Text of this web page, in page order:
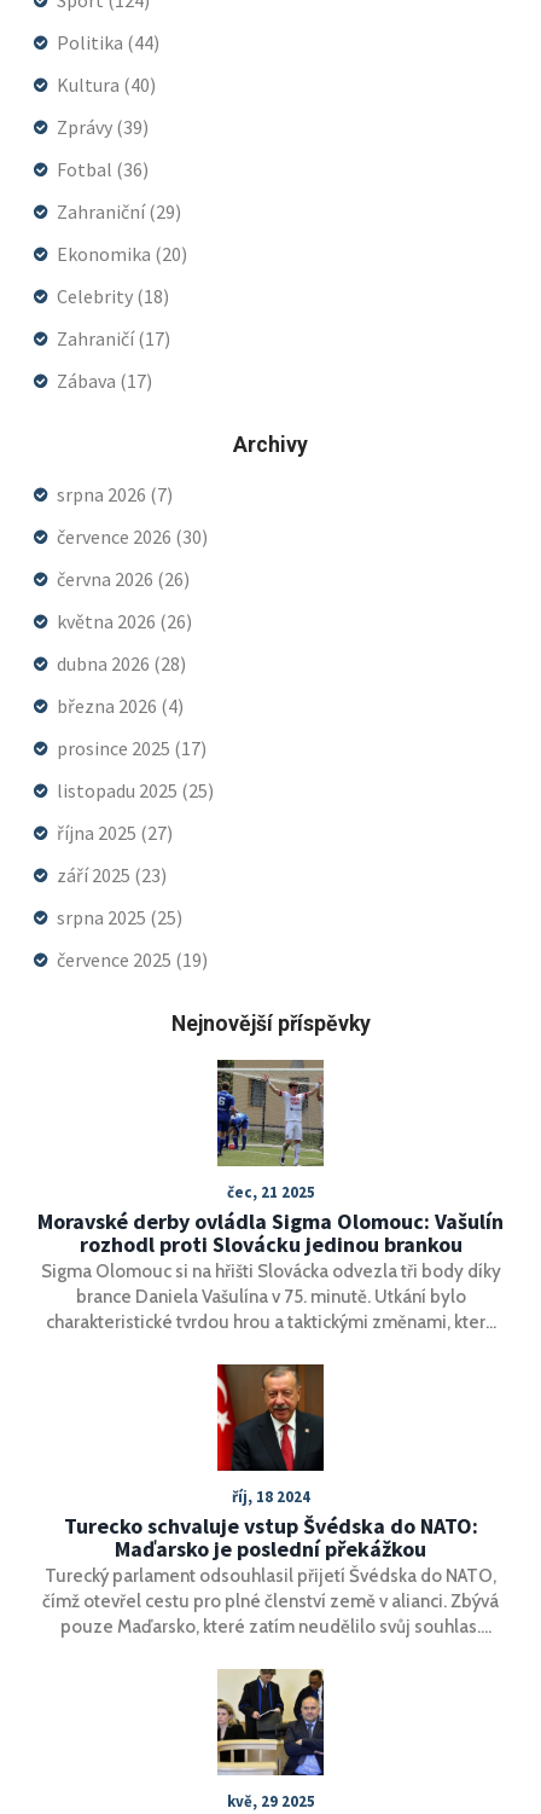
Politika (44)
Kultura (40)
Zprávy (39)
Fotbal (36)
Zahraniční(29)
Ekonomika (20)
Celebrity (18)
Zahraničí(17)
Zábava (17)
Archivy
srpna 2026 (7)
července 2026 (30)
června 2026 (26)
května 2026 (26)
dubna 2026 (28)
března 2026 (4)
prosince 2025 (17)
listopadu 2025 (25)
října 2025 (27)
září 2025 (23)
srpna 2025 (25)
července 2025 (19)
Nejnovější příspěvky
čec, 21 2025
Moravské derby ovládla Sigma Olomouc: Vašulín
rozhodl proti Slovácku jedinou brankou
Sigma Olomouc si na hřišti Slovácka odvezla tři body díky
brance Daniela Vašulína v 75. minutě. Utkání bylo
charakteristické tvrdou hrou a taktickými změnami, které
i přes střídání nenašlo recept na defenzivu hostů.
říj, 18 2024
Turecko schvaluje vstup Švédska do NATO:
Maďarsko je poslední překážkou
Turecký parlament odsouhlasil přijetí Švédska do NATO,
čímž otevřel cestu pro plné členství země v alianci. Zbývá
pouze Maďarsko, které zatím neudělilo svůj souhlas.
protiteroristischen zákonech a diplomatických jednáních
se zástupci USA o prodeji stíhaček F-16 Turecku. Švédsko
a Finsko se rozhodly připojit k NATO po ruské invazi na
Ukrajinu.
kvě, 29 2025